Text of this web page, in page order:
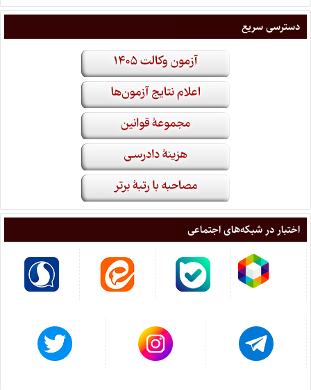
دسترسی سریع
اختبار در شبکه‌های اجتماعی